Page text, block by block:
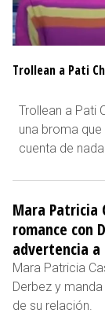
Trollean a Pati
Trollean a Pati
una broma
cuenta de nada.
Mara Patricia
romance con
advertencia a
Mara Patricia
Derbez y
de su relación.